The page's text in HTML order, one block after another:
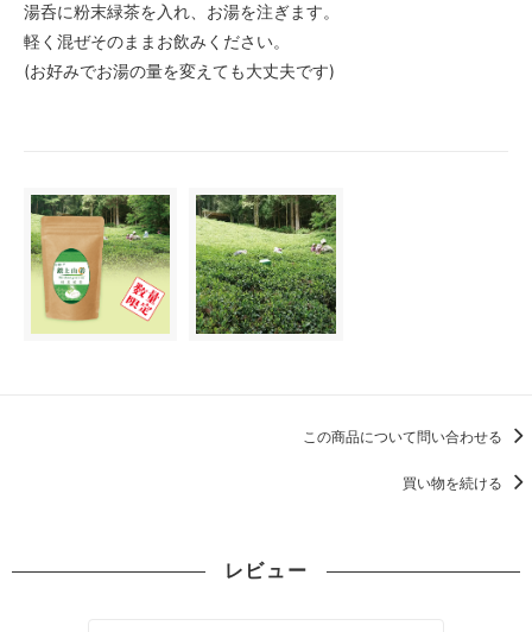
湯呑に粉末緑茶を入れ、お湯を注ぎます。
軽く混ぜそのままお飲みください。
(お好みでお湯の量を変えても大丈夫です)
この商品について問い合わせる
買い物を続ける
レビュー